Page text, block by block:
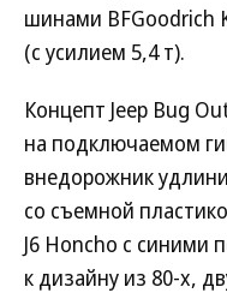
шинами BFGoodrich
(с усилием 5,4 т).
Концепт Jeep Bug
на подключаемом
внедорожник
со съемной
J6 Honcho с синими
к дизайну из 80-х,